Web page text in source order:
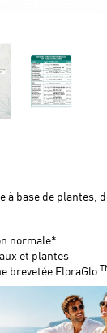
à base de plantes,
normale*
et plantes
brevetée FloraGlo